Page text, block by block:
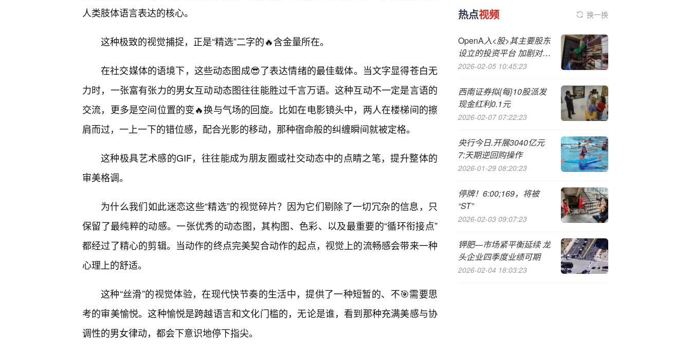
人类肢体语言表达的核心。
这种极致的视觉捕捉，正是“精选”二字的🔥含金量所在。
在社交媒体的语境下，这些动态图成😎了表达情绪的最佳载体。当文字显得苍白无
力时，一张富有张力的男女互动动态图往往能胜过千言万语。这种互动不一定是言语的
交流，更多是空间位置的变🔥换与气场的回旋。比如在电影镜头中，两人在楼梯间的擦
肩而过，一上一下的错位感，配合光影的移动，那种宿命般的纠缠瞬间就被定格。
这种极具艺术感的GIF，往往能成为朋友圈或社交动态中的点睛之笔，提升整体的
审美格调。
为什么我们如此迷恋这些“精选”的视觉碎片？因为它们剔除了一切冗杂的信息，只
保留了最纯粹的动感。一张优秀的动态图，其构图、色彩、以及最重要的“循环衔接点”
都经过了精心的剪辑。当动作的终点完美契合动作的起点，视觉上的流畅感会带来一种
心理上的舒适。
这种“丝滑”的视觉体验，在现代快节奏的生活中，提供了一种短暂的、不🎯需要思
考的审美愉悦。这种愉悦是跨越语言和文化门槛的，无论是谁，看到那种充满美感与协
调性的男女律动，都会下意识地停下指尖。
热点视频 换一换
OpenA入<股>其主要股东
设立的投资平台 加剧对AI
领域闭环交易的担忧
2026-02-05 10:45:23
西南证券拟{每}10股派发
现金红利0.1元
2026-02-07 07:22:23
央行今日.开展3040亿元
7:天期逆回购操作
2026-01-29 08:20:23
停牌！6:00;169，将被
“ST”
2026-02-03 09:07:23
钾肥—市场紧平衡延续 龙
头企业四季度业绩可期
2026-02-04 18:03:23